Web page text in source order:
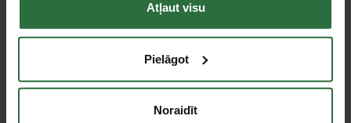
Atļaut visu
Pielāgot
Noraidīt